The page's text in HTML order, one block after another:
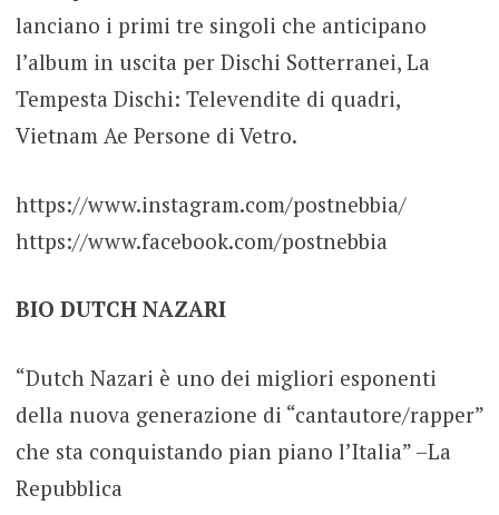
lanciano i primi tre singoli che anticipano
l’album in uscita per Dischi Sotterranei, La
Tempesta Dischi: Televendite di quadri,
Vietnam Ae Persone di Vetro.
https://www.instagram.com/postnebbia/
https://www.facebook.com/postnebbia
BIO DUTCH NAZARI
“Dutch Nazari è uno dei migliori esponenti
della nuova generazione di “cantautore/rapper”
che sta conquistando pian piano l’Italia” –La
Repubblica